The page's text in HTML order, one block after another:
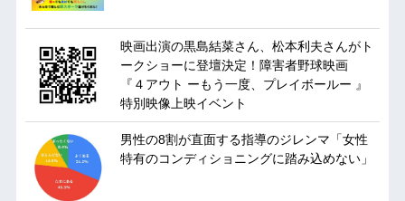
映画出演の黒島結菜さん、松本利夫さんがト
ークショーに登壇決定！障害者野球映画
『４アウト ーもう一度、プレイボールー 』
特別映像上映イベント
男性の8割が直面する指導のジレンマ「女性
特有のコンディショニングに踏み込めない」